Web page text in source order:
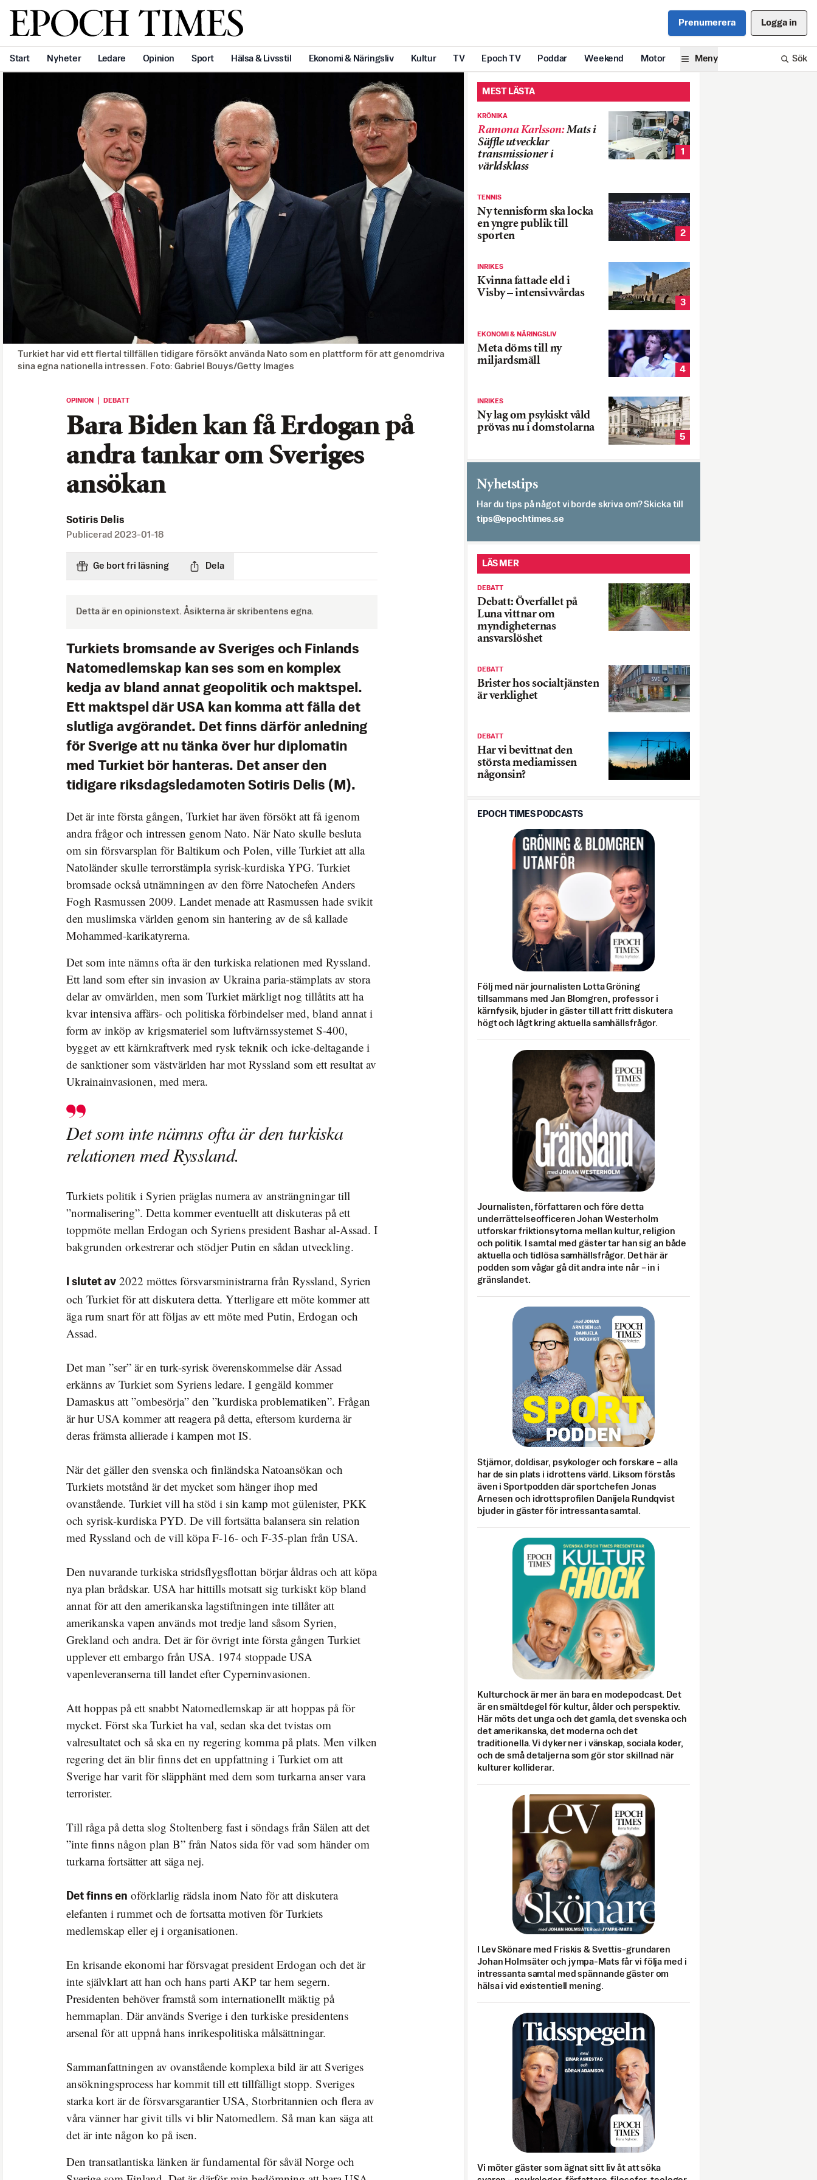
Svenska Epoch Times Prenumerera Logga in
Start Nyheter Ledare Opinion Sport Hälsa & Livsstil Ekonomi & Näringsliv Kultur TV Epoch TV Poddar Weekend Motor Meny Sök
Turkiet har vid ett flertal tillfällen tidigare försökt använda Nato som en plattform för att genomdriva
sina egna nationella intressen. Foto: Gabriel Bouys/Getty Images
OPINION ｜ DEBATT
Bara Biden kan få Erdogan på
andra tankar om Sveriges
ansökan
Sotiris Delis
Publicerad 2023-01-18
Ge bort fri läsning Dela
Detta är en opinionstext. Åsikterna är skribentens egna.
Turkiets bromsande av Sveriges och Finlands
Natomedlemskap kan ses som en komplex
kedja av bland annat geopolitik och maktspel.
Ett maktspel där USA kan komma att fälla det
slutliga avgörandet. Det finns därför anledning
för Sverige att nu tänka över hur diplomatin
med Turkiet bör hanteras. Det anser den
tidigare riksdagsledamoten Sotiris Delis (M).
Det är inte första gången, Turkiet har även försökt att få igenom
andra frågor och intressen genom Nato. När Nato skulle besluta
om sin försvarsplan för Baltikum och Polen, ville Turkiet att alla
Natoländer skulle terrorstämpla syrisk-kurdiska YPG. Turkiet
bromsade också utnämningen av den förre Natochefen Anders
Fogh Rasmussen 2009. Landet menade att Rasmussen hade svikit
den muslimska världen genom sin hantering av de så kallade
Mohammed-karikatyrerna.
Det som inte nämns ofta är den turkiska relationen med Ryssland.
Ett land som efter sin invasion av Ukraina paria-stämplats av stora
delar av omvärlden, men som Turkiet märkligt nog tillåtits att ha
kvar intensiva affärs- och politiska förbindelser med, bland annat i
form av inköp av krigsmateriel som luftvärnssystemet S-400,
bygget av ett kärnkraftverk med rysk teknik och icke-deltagande i
de sanktioner som västvärlden har mot Ryssland som ett resultat av
Ukrainainvasionen, med mera.
Det som inte nämns ofta är den turkiska
relationen med Ryssland.
Turkiets politik i Syrien präglas numera av ansträngningar till
”normalisering”. Detta kommer eventuellt att diskuteras på ett
toppmöte mellan Erdogan och Syriens president Bashar al-Assad. I
bakgrunden orkestrerar och stödjer Putin en sådan utveckling.
I slutet av 2022 möttes försvarsministrarna från Ryssland, Syrien
och Turkiet för att diskutera detta. Ytterligare ett möte kommer att
äga rum snart för att följas av ett möte med Putin, Erdogan och
Assad.
Det man ”ser” är en turk-syrisk överenskommelse där Assad
erkänns av Turkiet som Syriens ledare. I gengäld kommer
Damaskus att ”ombesörja” den ”kurdiska problematiken”. Frågan
är hur USA kommer att reagera på detta, eftersom kurderna är
deras främsta allierade i kampen mot IS.
När det gäller den svenska och finländska Natoansökan och
Turkiets motstånd är det mycket som hänger ihop med
ovanstående. Turkiet vill ha stöd i sin kamp mot gülenister, PKK
och syrisk-kurdiska PYD. De vill fortsätta balansera sin relation
med Ryssland och de vill köpa F-16- och F-35-plan från USA.
Den nuvarande turkiska stridsflygsflottan börjar åldras och att köpa
nya plan brådskar. USA har hittills motsatt sig turkiskt köp bland
annat för att den amerikanska lagstiftningen inte tillåter att
amerikanska vapen används mot tredje land såsom Syrien,
Grekland och andra. Det är för övrigt inte första gången Turkiet
upplever ett embargo från USA. 1974 stoppade USA
vapenleveranserna till landet efter Cyperninvasionen.
Att hoppas på ett snabbt Natomedlemskap är att hoppas på för
mycket. Först ska Turkiet ha val, sedan ska det tvistas om
valresultatet och så ska en ny regering komma på plats. Men vilken
regering det än blir finns det en uppfattning i Turkiet om att
Sverige har varit för släpphänt med dem som turkarna anser vara
terrorister.
Till råga på detta slog Stoltenberg fast i söndags från Sälen att det
”inte finns någon plan B” från Natos sida för vad som händer om
turkarna fortsätter att säga nej.
Det finns en oförklarlig rädsla inom Nato för att diskutera
elefanten i rummet och de fortsatta motiven för Turkiets
medlemskap eller ej i organisationen.
En krisande ekonomi har försvagat president Erdogan och det är
inte självklart att han och hans parti AKP tar hem segern.
Presidenten behöver framstå som internationellt mäktig på
hemmaplan. Där används Sverige i den turkiske presidentens
arsenal för att uppnå hans inrikespolitiska målsättningar.
Sammanfattningen av ovanstående komplexa bild är att Sveriges
ansökningsprocess har kommit till ett tillfälligt stopp. Sveriges
starka kort är de försvarsgarantier USA, Storbritannien och flera av
våra vänner har givit tills vi blir Natomedlem. Så man kan säga att
det är inte någon ko på isen.
Den transatlantiska länken är fundamental för såväl Norge och
MEST LÄSTA
KRÖNIKA
Ramona Karlsson:Mats i
Säffle utvecklar
transmissioner i
världsklass
1
TENNIS
Ny tennisform ska locka
en yngre publik till
sporten
2
INRIKES
Kvinna fattade eld i
Visby – intensivvårdas
3
EKONOMI & NÄRINGSLIV
Meta döms till ny
miljardsmäll
4
INRIKES
Ny lag om psykiskt våld
prövas nu i domstolarna
5
Nyhetstips
Har du tips på något vi borde skriva om? Skicka till
es.semithcope@spit
LÄS MER
DEBATT
Debatt: Överfallet på
Luna vittnar om
myndigheternas
ansvarslöshet
DEBATT
Brister hos socialtjänsten
är verklighet
DEBATT
Har vi bevittnat den
största mediamissen
någonsin?
EPOCH TIMES PODCASTS
Följ med när journalisten Lotta Gröning
tillsammans med Jan Blomgren, professor i
kärnfysik, bjuder in gäster till att fritt diskutera
högt och lågt kring aktuella samhällsfrågor.
Journalisten, författaren och före detta
underrättelseofficeren Johan Westerholm
utforskar friktionsytorna mellan kultur, religion
och politik. I samtal med gäster tar han sig an både
aktuella och tidlösa samhällsfrågor. Det här är
podden som vågar gå dit andra inte når – in i
gränslandet.
Stjärnor, doldisar, psykologer och forskare – alla
har de sin plats i idrottens värld. Liksom förstås
även i Sportpodden där sportchefen Jonas
Arnesen och idrottsprofilen Danijela Rundqvist
bjuder in gäster för intressanta samtal.
Kulturchock är mer än bara en modepodcast. Det
är en smältdegel för kultur, ålder och perspektiv.
Här möts det unga och det gamla, det svenska och
det amerikanska, det moderna och det
traditionella. Vi dyker ner i vänskap, sociala koder,
och de små detaljerna som gör stor skillnad när
kulturer kolliderar.
I Lev Skönare med Friskis & Svettis-grundaren
Johan Holmsäter och jympa-Mats får vi följa med i
intressanta samtal med spännande gäster om
hälsa i vid existentiell mening.
Vi möter gäster som ägnat sitt liv åt att söka